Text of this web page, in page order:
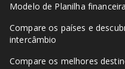
Modelo de Planilha
Compare os países e
intercâmbio
Compare os melhores